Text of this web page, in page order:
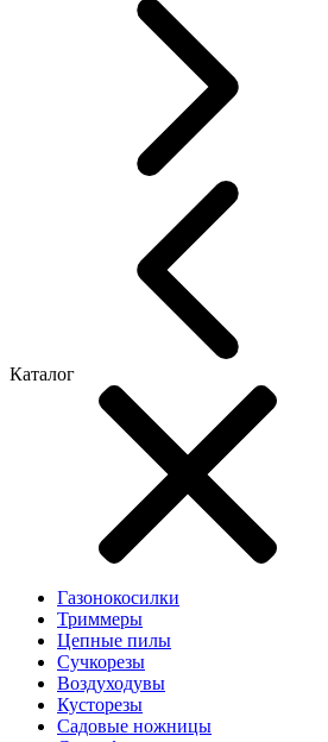
Каталог
Газонокосилки
Триммеры
Цепные пилы
Cучкорезы
Воздуходувы
Кусторезы
Садовые ножницы